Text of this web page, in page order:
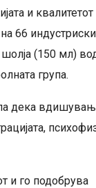
и
66
(150 мл)
група.
дека
и го подобрува